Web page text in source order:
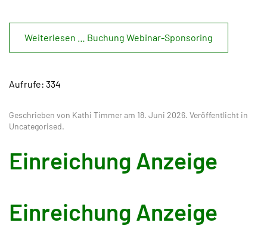
Weiterlesen … Buchung Webinar-Sponsoring
Aufrufe: 334
Geschrieben von Kathi Timmer am 18. Juni 2026. Veröffentlicht in
Uncategorised.
Einreichung Anzeige
Einreichung Anzeige